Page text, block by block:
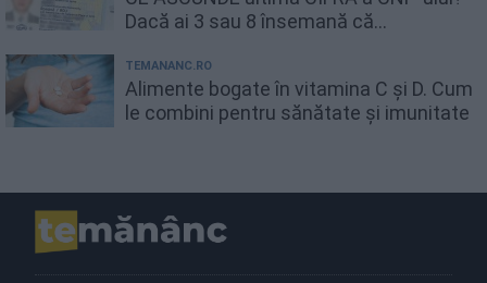
Dacă ai 3 sau 8 însemană că...
TEMANANC.RO
Alimente bogate în vitamina C și D. Cum
le combini pentru sănătate și imunitate